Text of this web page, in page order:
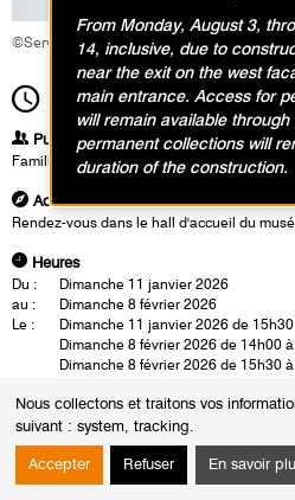
Nous collectons et traitons vos
suivant : system, tracking.
Accepter Refuser En savoir
©Service éducatif et culturel
15h30Durée1h30
Publics
Famille
Adresse
Rendez-vous dans le hall d'accueil du
Heures
Du :
Dimanche 11 janvier 2026
au :
Dimanche 8 février 2026
Le :
Dimanche 11 janvier 2026 de
Dimanche 8 février 2026 de 14h00
Dimanche 8 février 2026 de 15h30
En famille, partez à la découverte de
Nkanga avec la visite-atelier
avec poésie, comment la nature porte
actions humaines. Parents et enfants
From Monday, August 3,
14, inclusive, due to
near the exit on the west
main entrance. Access for
will remain available
permanent collections will
duration of the construction.